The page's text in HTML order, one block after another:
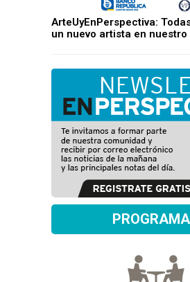
ArteUyEnPerspectiva:
un nuevo artista en nuestro